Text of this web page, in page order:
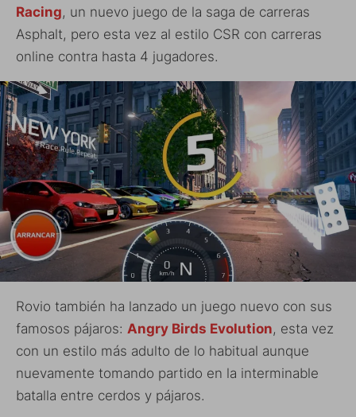
Racing, un nuevo juego de la saga de carreras
Asphalt, pero esta vez al estilo CSR con carreras
online contra hasta 4 jugadores.
Rovio también ha lanzado un juego nuevo con sus
famosos pájaros: Angry Birds Evolution, esta vez
con un estilo más adulto de lo habitual aunque
nuevamente tomando partido en la interminable
batalla entre cerdos y pájaros.